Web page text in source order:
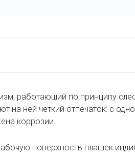
работающий по принципу
на ней четкий отпечаток: с
коррозии.
поверхность плашек